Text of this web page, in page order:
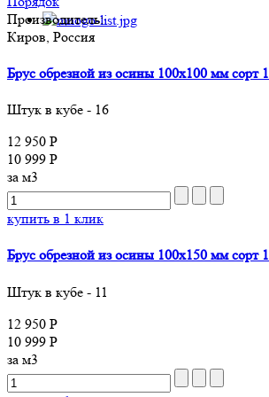
Производитель:
Киров, Россия
Брус обрезной из осины 100x100 мм сорт 1
Штук в кубе - 16
12 950 Р
10 999 Р
за м3
купить в 1 клик
Брус обрезной из осины 100x150 мм сорт 1
Штук в кубе - 11
12 950 Р
10 999 Р
за м3